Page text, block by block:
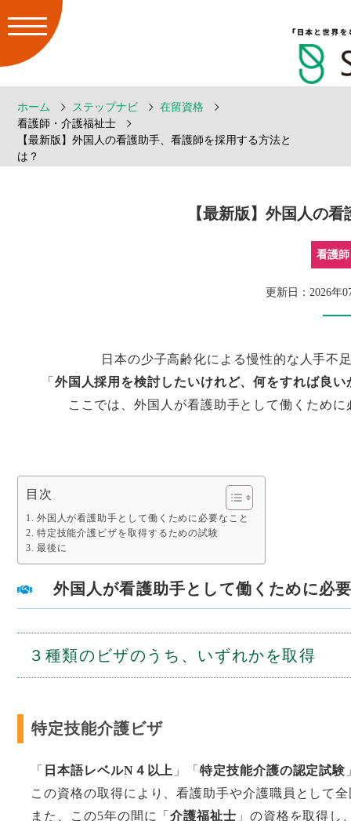
ホーム ステップナビ
在留資格
看護師・介護福祉士
【最新版】外国人の看護助手、看護師を採用する方法と
は？
【最新版】外国人の
看護
更新日：2026年
日本の少子高齢化による慢性的な人手不
「 外国人採用を検討したいけれど、何をすれば良い
ここでは、外国人が看護助手として働くため
目次
外国人が看護助手として働くために必要なこと
特定技能介護ビザを取得するための試験
最後に
外国人が看護助手として働くために必
３種類のビザのうち、いずれかを取得
特定技能介護ビザ
「 日本語レベルN４以上 」「特定技能介護の認定試験
この資格の取得により、看護助手や介護職員として
また、この5年の間に「介護福祉士 」の資格を取得し